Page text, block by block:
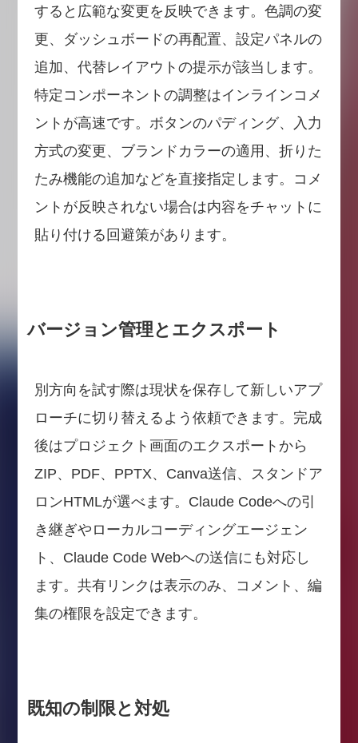
すると広範な変更を反映できます。色調の変
更、ダッシュボードの再配置、設定パネルの
追加、代替レイアウトの提示が該当します。
特定コンポーネントの調整はインラインコメ
ントが高速です。ボタンのパディング、入力
方式の変更、ブランドカラーの適用、折りた
たみ機能の追加などを直接指定します。コメ
ントが反映されない場合は内容をチャットに
貼り付ける回避策があります。
バージョン管理とエクスポート
別方向を試す際は現状を保存して新しいアプ
ローチに切り替えるよう依頼できます。完成
後はプロジェクト画面のエクスポートから
ZIP、PDF、PPTX、Canva送信、スタンドア
ロンHTMLが選べます。Claude Codeへの引
き継ぎやローカルコーディングエージェン
ト、Claude Code Webへの送信にも対応し
ます。共有リンクは表示のみ、コメント、編
集の権限を設定できます。
既知の制限と対処